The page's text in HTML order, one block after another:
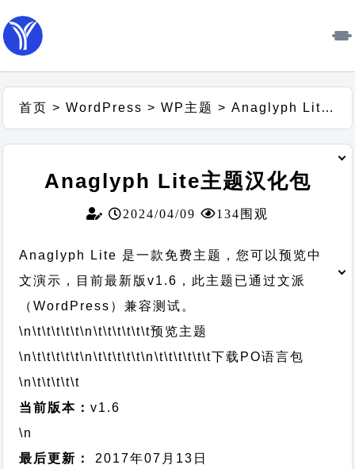
首页 >WordPress >WP主题 >Anaglyph Lite主题汉化包
Anaglyph Lite主题汉化包
2024/04/09 134围观
Anaglyph Lite 是一款免费主题，您可以预览中
文演示，目前最新版v1.6，此主题已通过文派
（WordPress）兼容测试。
\n\t\t\t\t\t\n\t\t\t\t\t\t预览主题
\n\t\t\t\t\t\n\t\t\t\t\t\n\t\t\t\t\t\t下载PO语言包
\n\t\t\t\t\t
当前版本：v1.6
\n
最后更新：
2017年07月13日